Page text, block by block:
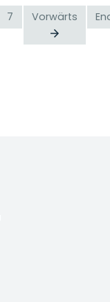
7 Vorwärts